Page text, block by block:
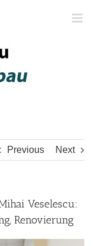
Previous Next
Veselescu:
Renovierung